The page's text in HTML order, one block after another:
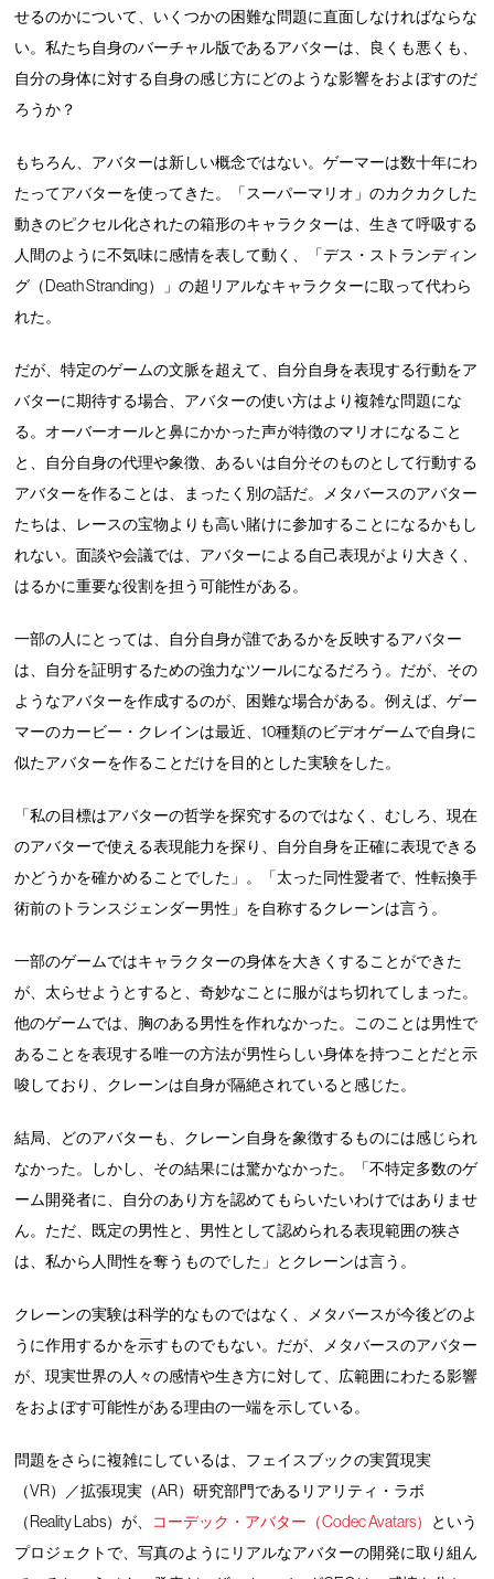
せるのかについて、いくつかの困難な問題に直面しなければならな
い。私たち自身のバーチャル版であるアバターは、良くも悪くも、
自分の身体に対する自身の感じ方にどのような影響をおよぼすのだ
ろうか？
もちろん、アバターは新しい概念ではない。ゲーマーは数十年にわ
たってアバターを使ってきた。「スーパーマリオ」のカクカクした
動きのピクセル化されたの箱形のキャラクターは、生きて呼吸する
人間のように不気味に感情を表して動く、「デス・ストランディン
グ（Death Stranding）」の超リアルなキャラクターに取って代わら
れた。
だが、特定のゲームの文脈を超えて、自分自身を表現する行動をア
バターに期待する場合、アバターの使い方はより複雑な問題にな
る。オーバーオールと鼻にかかった声が特徴のマリオになること
と、自分自身の代理や象徴、あるいは自分そのものとして行動する
アバターを作ることは、まったく別の話だ。メタバースのアバター
たちは、レースの宝物よりも高い賭けに参加することになるかもし
れない。面談や会議では、アバターによる自己表現がより大きく、
はるかに重要な役割を担う可能性がある。
一部の人にとっては、自分自身が誰であるかを反映するアバター
は、自分を証明するための強力なツールになるだろう。だが、その
ようなアバターを作成するのが、困難な場合がある。例えば、ゲー
マーのカービー・クレインは最近、10種類のビデオゲームで自身に
似たアバターを作ることだけを目的とした実験をした。
「私の目標はアバターの哲学を探究するのではなく、むしろ、現在
のアバターで使える表現能力を探り、自分自身を正確に表現できる
かどうかを確かめることでした」。「太った同性愛者で、性転換手
術前のトランスジェンダー男性」を自称するクレーンは言う。
一部のゲームではキャラクターの身体を大きくすることができた
が、太らせようとすると、奇妙なことに服がはち切れてしまった。
他のゲームでは、胸のある男性を作れなかった。このことは男性で
あることを表現する唯一の方法が男性らしい身体を持つことだと示
唆しており、クレーンは自身が隔絶されていると感じた。
結局、どのアバターも、クレーン自身を象徴するものには感じられ
なかった。しかし、その結果には驚かなかった。「不特定多数のゲ
ーム開発者に、自分のあり方を認めてもらいたいわけではありませ
ん。ただ、既定の男性と、男性として認められる表現範囲の狭さ
は、私から人間性を奪うものでした」とクレーンは言う。
クレーンの実験は科学的なものではなく、メタバースが今後どのよ
うに作用するかを示すものでもない。だが、メタバースのアバター
が、現実世界の人々の感情や生き方に対して、広範囲にわたる影響
をおよぼす可能性がある理由の一端を示している。
問題をさらに複雑にしているは、フェイスブックの実質現実
（VR）／拡張現実（AR）研究部門であるリアリティ・ラボ
（Reality Labs）が、 コーデック・アバター（Codec Avatars） という
プロジェクトで、写真のようにリアルなアバターの開発に取り組ん